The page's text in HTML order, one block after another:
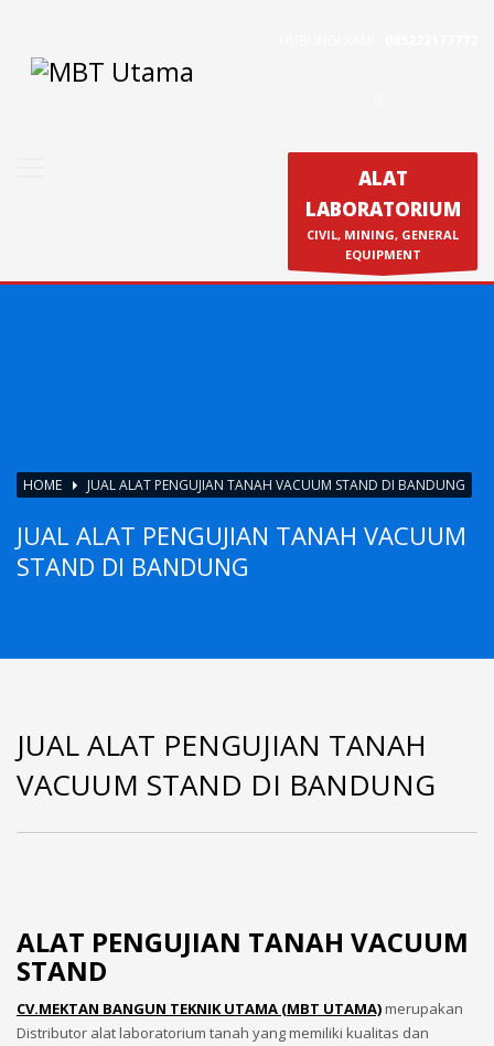
Contact Us
PT. MBT UTAMA
ALAT
LABORATORIUM
CIVIL, MINING, GENERAL
EQUIPMENT
HOME JUAL ALAT PENGUJIAN TANAH VACUUM STAND DI BANDUNG
JUAL ALAT PENGUJIAN TANAH VACUUM
STAND DI BANDUNG
JUAL ALAT PENGUJIAN TANAH
VACUUM STAND DI BANDUNG
ALAT PENGUJIAN TANAH VACUUM
STAND
CV.MEKTAN BANGUN TEKNIK UTAMA (MBT UTAMA)merupakan
Distributor alat laboratorium tanah yang memiliki kualitas dan